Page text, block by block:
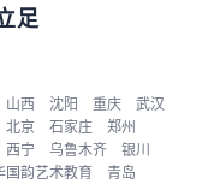
足
山西 沈阳 重庆
武汉
北京 石家庄
郑州
西宁 乌鲁木齐
银川
国韵艺术教育
青岛